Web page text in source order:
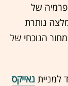
מ-110 ל-70 דולר, פרמיה של
נותרת
הנוכחי של
נאייקס